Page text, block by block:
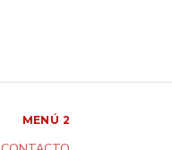
MENÚ 2